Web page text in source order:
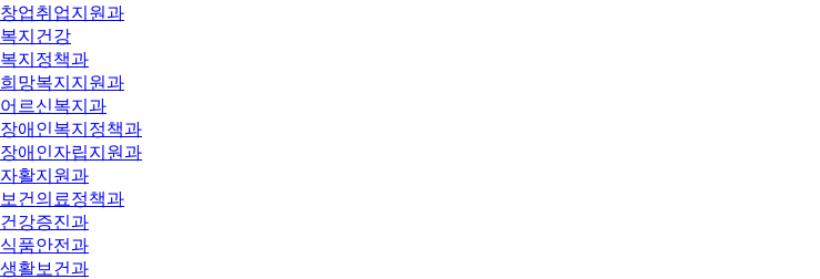
창업취업지원과
복지건강
복지정책과
희망복지지원과
어르신복지과
장애인복지정책과
장애인자립지원과
자활지원과
보건의료정책과
건강증진과
식품안전과
생활보건과